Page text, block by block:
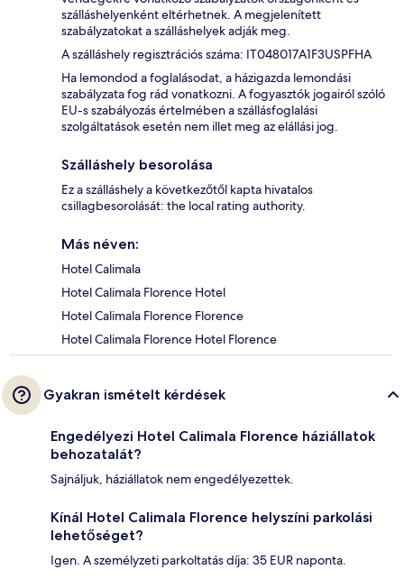
szálláshelyenként eltérhetnek. A megjelenített
szabályzatokat a szálláshelyek adják meg.
A szálláshely regisztrációs száma: IT048017A1F3USPFHA
Ha lemondod a foglalásodat, a házigazda lemondási
szabályzata fog rád vonatkozni. A fogyasztók jogairól szóló
EU-s szabályozás értelmében a szállásfoglalási
szolgáltatások esetén nem illet meg az elállási jog.
Szálláshely besorolása
Ez a szálláshely a következőtől kapta hivatalos
csillagbesorolását: the local rating authority.
Más néven:
Hotel Calimala
Hotel Calimala Florence Hotel
Hotel Calimala Florence Florence
Hotel Calimala Florence Hotel Florence
Gyakran ismételt kérdések
Engedélyezi Hotel Calimala Florence háziállatok
behozatalát?
Sajnáljuk, háziállatok nem engedélyezettek.
Kínál Hotel Calimala Florence helyszíni parkolási
lehetőséget?
Igen. A személyzeti parkoltatás díja: 35 EUR naponta.